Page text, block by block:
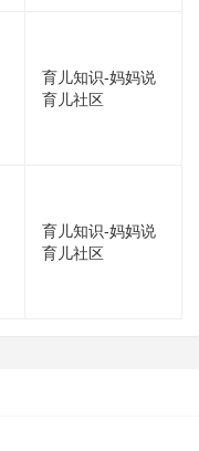
育儿知识-妈妈说
育儿社区
育儿知识-妈妈说
育儿社区